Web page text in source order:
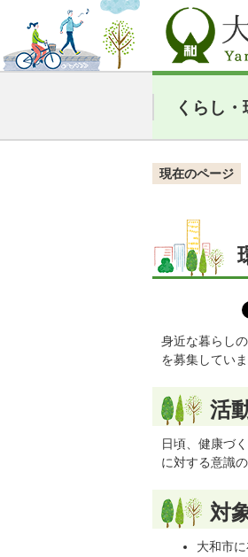
くらし・
現在のページ
身近な暮らし
を募集していま
活
日頃、健康づ
に対する意識
対
大和市